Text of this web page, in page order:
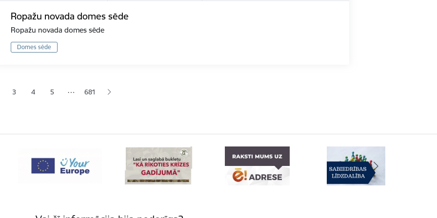
Ropažu novada domes sēde
Ropažu novada domes sēde
Domes sēde
lapaLapa
3 Lapa
4 Lapa
5 … 681